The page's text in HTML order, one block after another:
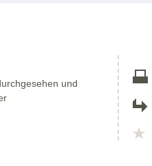
und